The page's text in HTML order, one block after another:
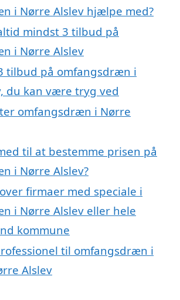
i Nørre Alslev hjælpe med?
mindst 3 tilbud på
i Nørre Alslev
tilbud på omfangsdræn i
du kan være tryg ved
omfangsdræn i Nørre
til at bestemme prisen på
i Nørre Alslev?
firmaer med speciale i
i Nørre Alslev eller hele
kommune
til omfangsdræn i
Alslev